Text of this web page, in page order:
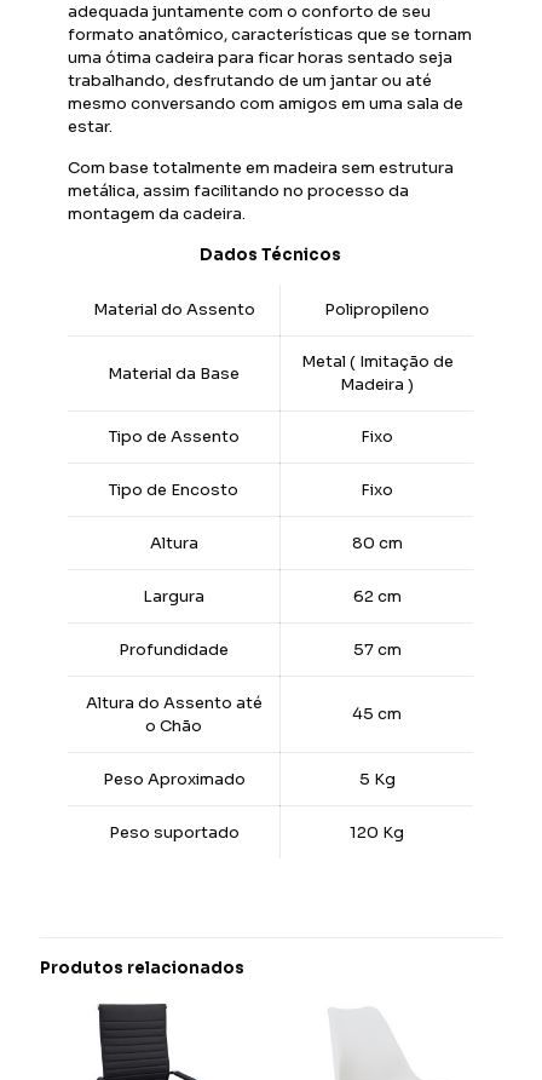
adequada juntamente com o conforto de seu
formato anatômico, características que se tornam
uma ótima cadeira para ficar horas sentado seja
trabalhando, desfrutando de um jantar ou até
mesmo conversando com amigos em uma sala de
estar.
Com base totalmente em madeira sem estrutura
metálica, assim facilitando no processo da
montagem da cadeira.
Dados Técnicos
Material do Assento Polipropileno
Material da Base
Metal ( Imitação de
Madeira )
Tipo de Assento Fixo
Tipo de Encosto Fixo
Altura 80 cm
Largura 62 cm
Profundidade 57 cm
Altura do Assento até
o Chão
45 cm
Peso Aproximado 5 Kg
Peso suportado 120 Kg
Produtos relacionados